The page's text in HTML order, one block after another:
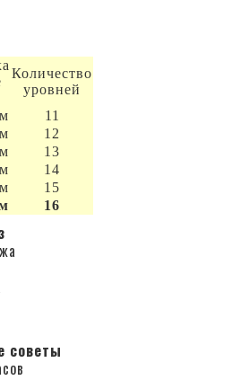
Количество
уровней
11
12
13
14
15
16
советы